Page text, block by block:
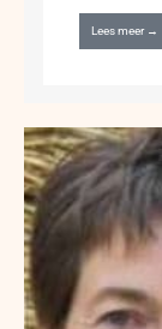
Lees meer →